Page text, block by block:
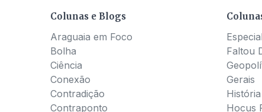
Colunas e Blogs
Araguaia em Foco
Bolha
Ciência
Conexão
Contradição
Contraponto
Faltou
Gerais
História
Hocus